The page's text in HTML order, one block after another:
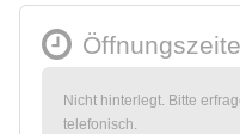
Nicht hinterlegt. Bitte
telefonisch.